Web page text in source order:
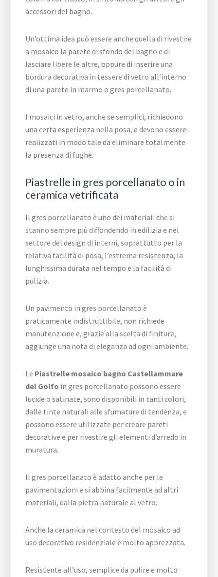
accessori del bagno.
Un’ottima idea può essere anche quella di rivestire
a mosaico la parete di sfondo del bagno e di
lasciare libere le altre, oppure di inserire una
bordura decorativa in tessere di vetro all’interno
di una parete in marmo o gres porcellanato.
I mosaici in vetro, anche se semplici, richiedono
una certa esperienza nella posa, e devono essere
realizzati in modo tale da eliminare totalmente
la presenza di fughe.
Piastrelle in gres porcellanato o in
ceramica vetrificata
Il gres porcellanato è uno dei materiali che si
stanno sempre più diffondendo in edilizia e nel
settore del design di interni, soprattutto per la
relativa facilità di posa, l’estrema resistenza, la
lunghissima durata nel tempo e la facilità di
pulizia.
Un pavimento in gres porcellanato è
praticamente indistruttibile, non richiede
manutenzione e, grazie alla scelta di finiture,
aggiunge una nota di eleganza ad ogni ambiente.
Le Piastrelle mosaico bagno Castellammare
del Golfo in gres porcellanato possono essere
lucide o satinate, sono disponibili in tanti colori,
dalle tinte naturali alle sfumature di tendenza, e
possono essere utilizzate per creare pareti
decorative e per rivestire gli elementi d’arredo in
muratura.
Il gres porcellanato è adatto anche per le
pavimentazioni e si abbina facilmente ad altri
materiali, dalla pietra naturale al vetro.
Anche la ceramica nel contesto del mosaico ad
uso decorativo residenziale è molto apprezzata.
Resistente all’uso, semplice da pulire e molto